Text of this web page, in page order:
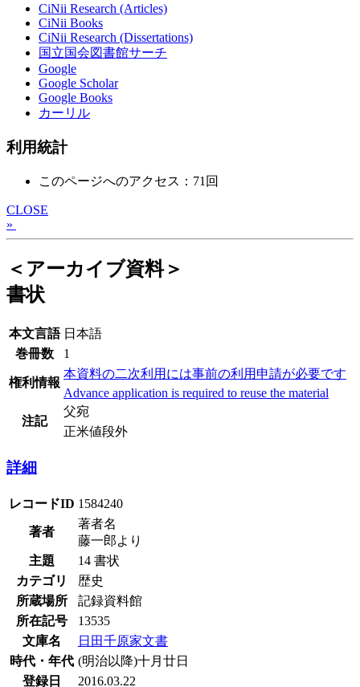
CiNii Research (Articles)
CiNii Books
CiNii Research (Dissertations)
国立国会図書館サーチ
Google
Google Scholar
Google Books
カーリル
利用統計
このページへのアクセス：71回
CLOSE
»
＜アーカイブ資料＞
書状
本文言語 日本語
巻冊数
1
権利情報
本資料の二次利用には事前の利用申請が必要です
Advance application is required to reuse the material
注記
父宛
正米値段外
詳細
レコードID 1584240
著者
著者名
藤一郎より
主題
14 書状
カテゴリ
歴史
所蔵場所
記録資料館
所在記号
13535
文庫名
日田千原家文書
時代・年代 (明治以降)十月廿日
登録日
2016.03.22